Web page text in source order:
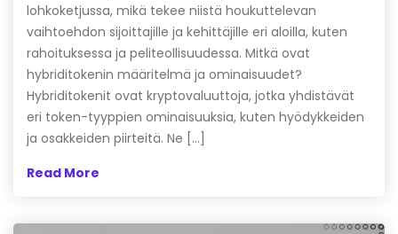
lohkoketjussa, mikä tekee niistä houkuttelevan
vaihtoehdon sijoittajille ja kehittäjille eri aloilla, kuten
rahoituksessa ja peliteollisuudessa. Mitkä ovat
hybriditokenin määritelmä ja ominaisuudet?
Hybriditokenit ovat kryptovaluuttoja, jotka yhdistävät
eri token-tyyppien ominaisuuksia, kuten hyödykkeiden
ja osakkeiden piirteitä. Ne […]
Read More